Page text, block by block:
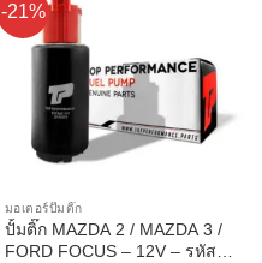
-21%
มอเตอร์ปั๊มติ๊ก
ปั้มติ๊ก MAZDA 2 / MAZDA 3 /
FORD FOCUS – 12V – รหัส